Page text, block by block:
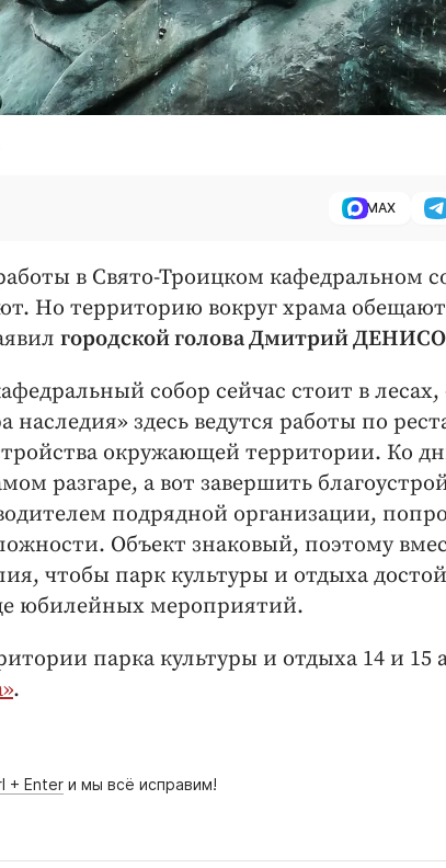
MAX
в Свято-Троицком кафедральном
Но территорию вокруг храма
городской голова Дмитрий
собор сейчас стоит в
наследия» здесь ведутся работы по
окружающей территории. Ко
разгаре, а вот завершить
подрядной организации,
Объект знаковый, поэтому
чтобы парк культуры и отдыха
юбилейных мероприятий.
парка культуры и отдыха 14 и 15
.
+ Enter и мы всё исправим!